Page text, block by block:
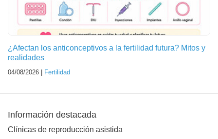
¿Afectan los anticonceptivos a la fertilidad futura? Mitos y
realidades
04/08/2026 | Fertilidad
Información destacada
Clínicas de reproducción asistida